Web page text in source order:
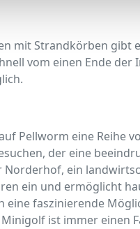
mit Strandkörben gibt
vom einen Ende
Pellworm eine Reihe
der eine
Norderhof, ein
ein und ermöglicht
eine faszinierende
ist immer einen